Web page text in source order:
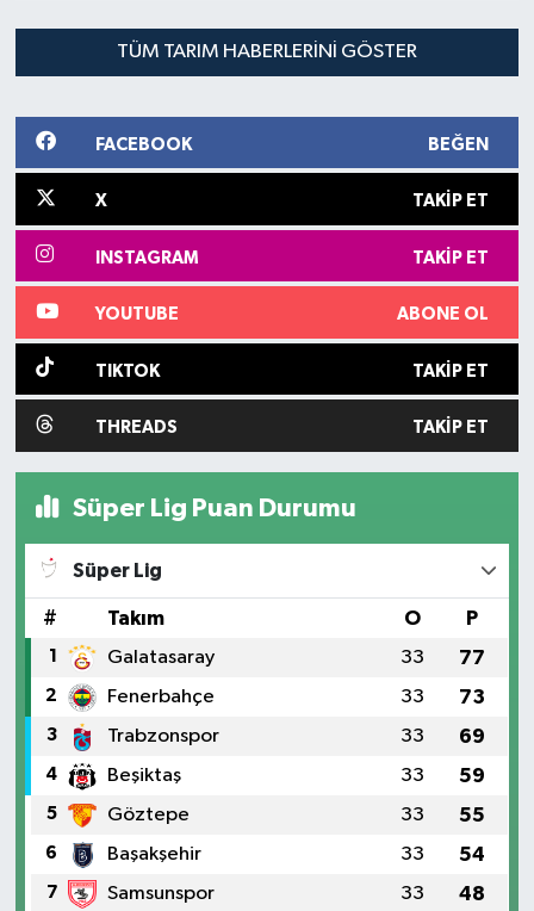
TÜM TARIM HABERLERINI GÖSTER
FACEBOOK BEĞEN
X TAKIP ET
INSTAGRAM TAKIP ET
YOUTUBE ABONE OL
TIKTOK TAKIP ET
THREADS TAKIP ET
Süper Lig Puan Durumu
Süper Lig
# Takım O P
1 Galatasaray 33 77
2 Fenerbahçe 33 73
3 Trabzonspor 33 69
4 Beşiktaş 33 59
5 Göztepe 33 55
6 Başakşehir 33 54
7 Samsunspor 33 48